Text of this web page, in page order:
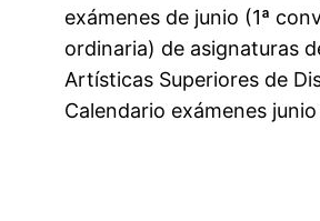
exámenes de junio (1ª
ordinaria) de asignaturas
Artísticas Superiores de
Calendario exámenes